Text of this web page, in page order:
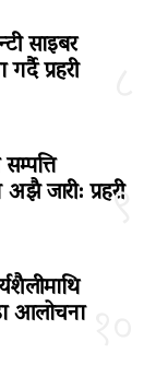
साइबर
प्रहरी
९
जारी: प्रहरी
आलोचना